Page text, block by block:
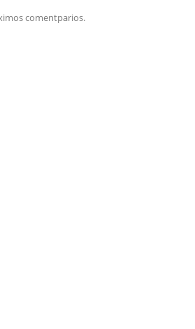
comentparios.